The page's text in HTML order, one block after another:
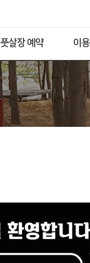
풋살장 예약 이